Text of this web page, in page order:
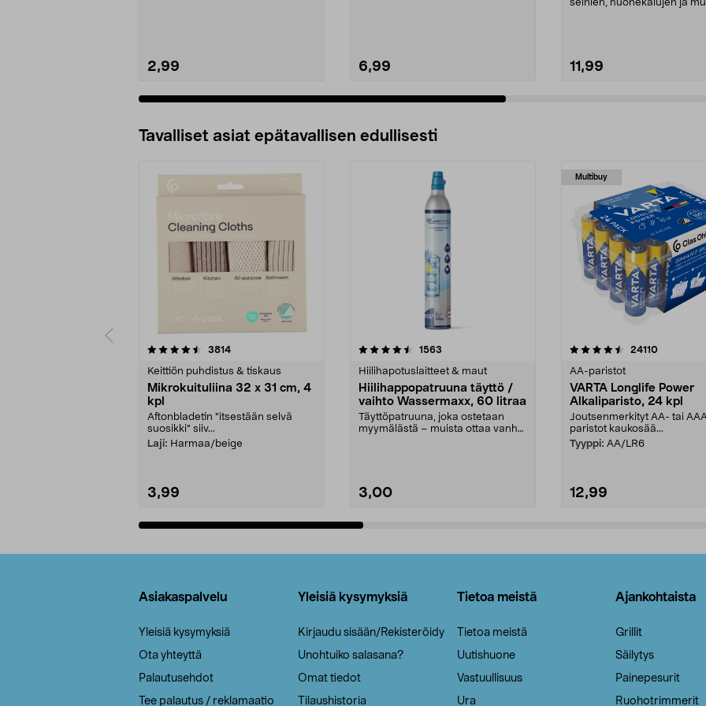
2,99 6,99
seinien, huonekalujen ja
11,99
Tavalliset asiat epätavallisen edullisesti
3814arvostelut
Keittiön puhdistus & tiskaus
Mikrokuituliina 32 x 31 cm, 4
kpl
Aftonbladetin "itsestään selvä
suosikki" siiv...
Laji: Harmaa/beige
3,99
4.5viidestä
1563
Hiilihapotuslaitteet & maut
Hiilihappopatruuna täyttö /
vaihto Wassermaxx, 60 litraa
Täyttöpatruuna, joka ostetaan
myymälästä – muista ottaa vanha
3,00
Multibuy
4.5viidestä
24110arvostelut
AA-paristot
VARTA Longlife Power
Alkaliparisto, 24 kpl
Joutsenmerkityt AA- tai
paristot kaukosää...
Tyyppi: AA/LR6
12,99
4.5viidestä
Asiakaspalvelu
Yleisiä kysymyksiä
Ota yhteyttä
Palautusehdot
Tee palautus / reklamaatio
Yleisiä kysymyksiä
Kirjaudu sisään/Rekisteröidy
Unohtuiko salasana?
Omat tiedot
Tilaushistoria
Tietoa meistä
Tietoa meistä
Uutishuone
Vastuullisuus
Ura
Ajankohtaista
Grillit
Säilytys
Painepesurit
Ruohotrimmerit